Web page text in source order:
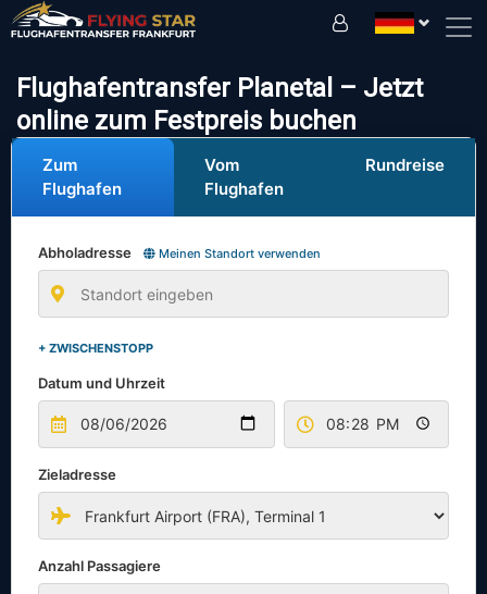
Flughafentransfer Planetal – Jetzt
online zum Festpreis buchen
Zum
Flughafen
Vom
Flughafen
Rundreise
Abholadresse Meinen Standort verwenden
+ ZWISCHENSTOPP
Datum und Uhrzeit
Zieladresse
Anzahl Passagiere